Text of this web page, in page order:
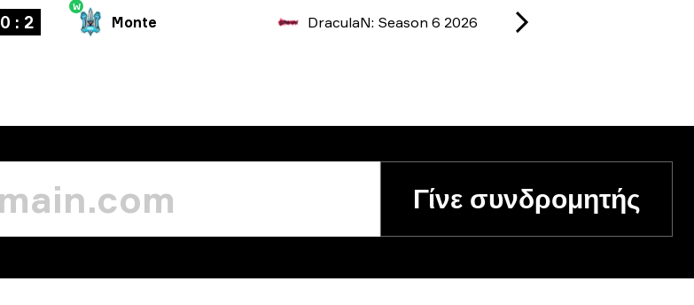
0 : 2
W
Monte DraculaN: Season 6 2026
Γίνε συνδρομητής